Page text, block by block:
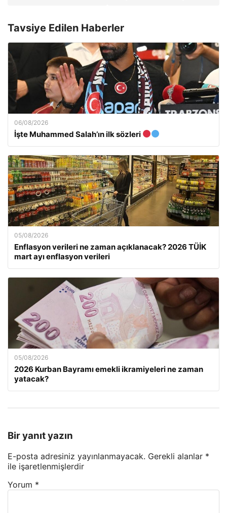
Tavsiye Edilen Haberler
06/08/2026
İşte Muhammed Salah’ın ilk sözleri
05/08/2026
Enflasyon verileri ne zaman açıklanacak? 2026 TÜİK
mart ayı enflasyon verileri
05/08/2026
2026 Kurban Bayramı emekli ikramiyeleri ne zaman
yatacak?
Bir yanıt yazın
E-posta adresiniz yayınlanmayacak. Gerekli alanlar *
ile işaretlenmişlerdir
Yorum *